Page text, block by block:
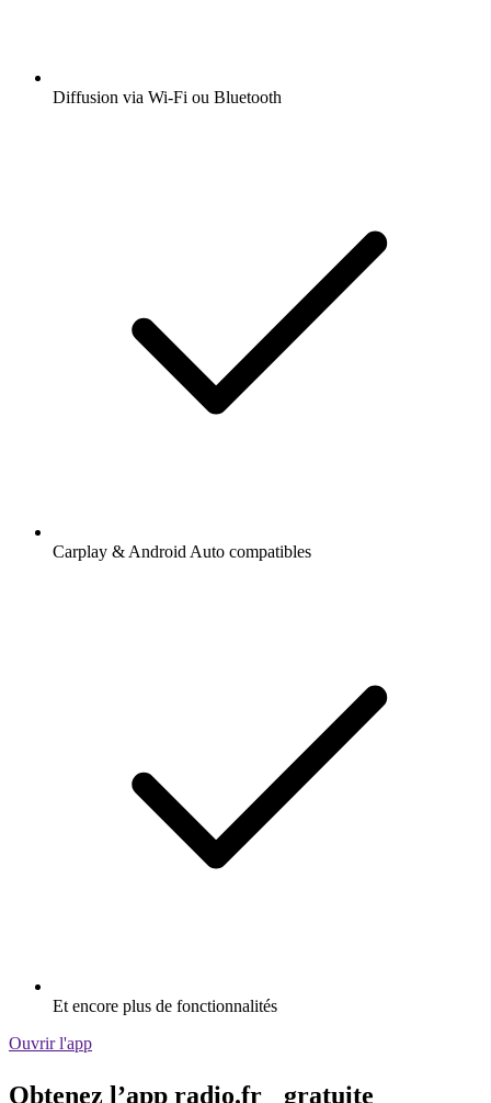
Diffusion via Wi-Fi ou Bluetooth
Carplay & Android Auto compatibles
Et encore plus de fonctionnalités
Ouvrir l'app
Obtenez l’app radio.fr gratuite